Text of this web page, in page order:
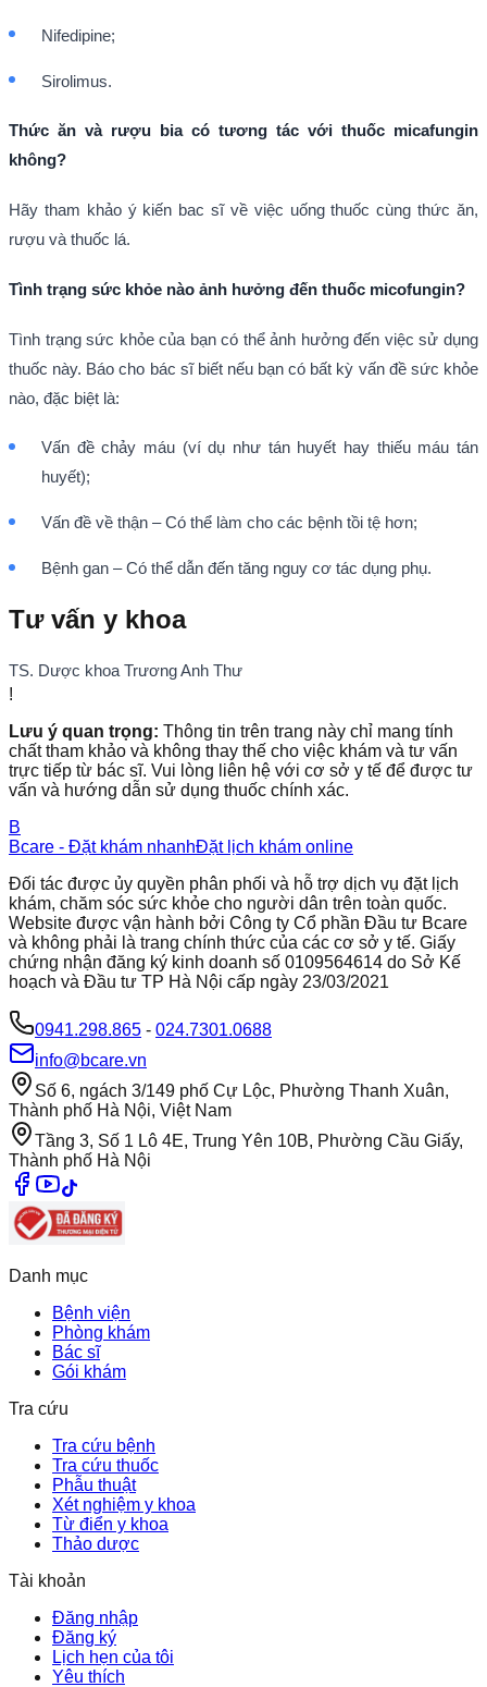
Nifedipine;
Sirolimus.
Thức ăn và rượu bia có tương tác với thuốc micafungin
không?
Hãy tham khảo ý kiến bac sĩ về việc uống thuốc cùng thức ăn,
rượu và thuốc lá.
Tình trạng sức khỏe nào ảnh hưởng đến thuốc micofungin?
Tình trạng sức khỏe của bạn có thể ảnh hưởng đến việc sử dụng
thuốc này. Báo cho bác sĩ biết nếu bạn có bất kỳ vấn đề sức khỏe
nào, đặc biệt là:
Vấn đề chảy máu (ví dụ như tán huyết hay thiếu máu tán
huyết);
Vấn đề về thận – Có thể làm cho các bệnh tồi tệ hơn;
Bệnh gan – Có thể dẫn đến tăng nguy cơ tác dụng phụ.
Tư vấn y khoa
TS. Dược khoa Trương Anh Thư
!
Lưu ý quan trọng: Thông tin trên trang này chỉ mang tính
chất tham khảo và không thay thế cho việc khám và tư vấn
trực tiếp từ bác sĩ. Vui lòng liên hệ với cơ sở y tế để được tư
vấn và hướng dẫn sử dụng thuốc chính xác.
B
Bcare - Đặt khám nhanhĐặt lịch khám online
Đối tác được ủy quyền phân phối và hỗ trợ dịch vụ đặt lịch
khám, chăm sóc sức khỏe cho người dân trên toàn quốc.
Website được vận hành bởi Công ty Cổ phần Đầu tư Bcare
và không phải là trang chính thức của các cơ sở y tế. Giấy
chứng nhận đăng ký kinh doanh số 0109564614 do Sở Kế
hoạch và Đầu tư TP Hà Nội cấp ngày 23/03/2021
0941.298.865 - 024.7301.0688
info@bcare.vn
Số 6, ngách 3/149 phố Cự Lộc, Phường Thanh Xuân,
Thành phố Hà Nội, Việt Nam
Tầng 3, Số 1 Lô 4E, Trung Yên 10B, Phường Cầu Giấy,
Thành phố Hà Nội
Danh mục
Bệnh viện
Phòng khám
Bác sĩ
Gói khám
Tra cứu
Tra cứu bệnh
Tra cứu thuốc
Phẫu thuật
Xét nghiệm y khoa
Từ điển y khoa
Thảo dược
Tài khoản
Đăng nhập
Đăng ký
Lịch hẹn của tôi
Yêu thích